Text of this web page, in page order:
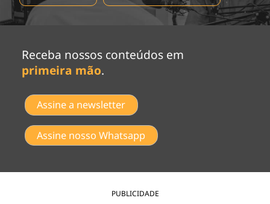
Receba nossos conteúdos em
primeira mão.
Assine a newsletter
Assine nosso Whatsapp
PUBLICIDADE